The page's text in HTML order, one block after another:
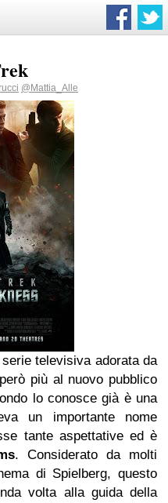
@Mattia_Alle
televisiva adorata da
più al nuovo pubblico
lo conosce già è una
un importante nome
tante aspettative ed è
. Considerato da molti
di Spielberg, questo
volta alla guida della